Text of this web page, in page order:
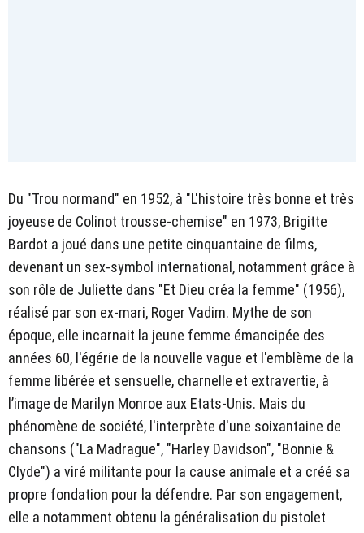
Du "Trou normand" en 1952, à "L'histoire très bonne et très
joyeuse de Colinot trousse-chemise" en 1973, Brigitte
Bardot a joué dans une petite cinquantaine de films,
devenant un sex-symbol international, notamment grâce à
son rôle de Juliette dans "Et Dieu créa la femme" (1956),
réalisé par son ex-mari, Roger Vadim. Mythe de son
époque, elle incarnait la jeune femme émancipée des
années 60, l'égérie de la nouvelle vague et l'emblème de la
femme libérée et sensuelle, charnelle et extravertie, à
l’image de Marilyn Monroe aux Etats-Unis. Mais du
phénomène de société, l'interprète d'une soixantaine de
chansons ("La Madrague", "Harley Davidson", "Bonnie &
Clyde") a viré militante pour la cause animale et a créé sa
propre fondation pour la défendre. Par son engagement,
elle a notamment obtenu la généralisation du pistolet